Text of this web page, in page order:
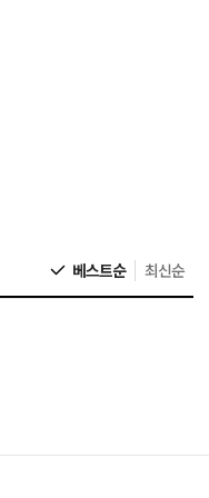
베스트순 최신순